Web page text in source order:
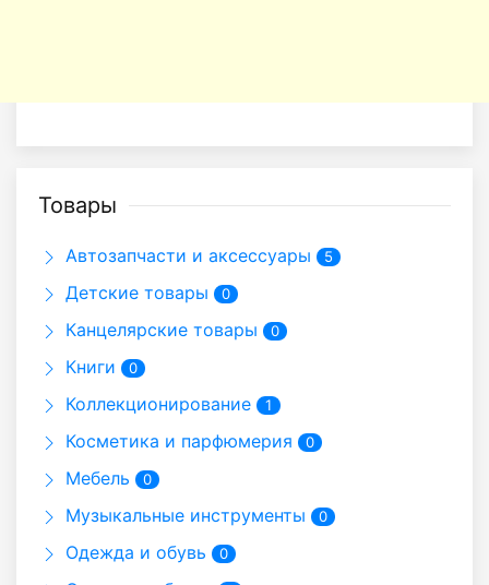
Товары
Автозапчасти и аксессуары 5
Детские товары 0
Канцелярские товары 0
Книги 0
Коллекционирование 1
Косметика и парфюмерия 0
Мебель 0
Музыкальные инструменты 0
Одежда и обувь 0